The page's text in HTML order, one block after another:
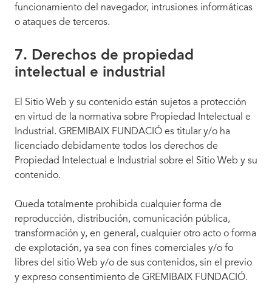
funcionamiento del navegador, intrusiones informáticas
o ataques de terceros.
7. Derechos de propiedad
intelectual e industrial
El Sitio Web y su contenido están sujetos a protección
en virtud de la normativa sobre Propiedad Intelectual e
Industrial. GREMIBAIX FUNDACIÓ es titular y/o ha
licenciado debidamente todos los derechos de
Propiedad Intelectual e Industrial sobre el Sitio Web y su
contenido.
Queda totalmente prohibida cualquier forma de
reproducción, distribución, comunicación pública,
transformación y, en general, cualquier otro acto o forma
de explotación, ya sea con fines comerciales y/o fo
libres del sitio Web y/o de sus contenidos, sin el previo
y expreso consentimiento de GREMIBAIX FUNDACIÓ.